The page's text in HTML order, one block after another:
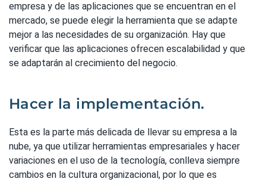
empresa y de las aplicaciones que se encuentran en el
mercado, se puede elegir la herramienta que se adapte
mejor a las necesidades de su organización. Hay que
verificar que las aplicaciones ofrecen escalabilidad y que
se adaptarán al crecimiento del negocio.
Hacer la implementación.
Esta es la parte más delicada de llevar su empresa a la
nube, ya que utilizar herramientas empresariales y hacer
variaciones en el uso de la tecnología, conlleva siempre
cambios en la cultura organizacional, por lo que es